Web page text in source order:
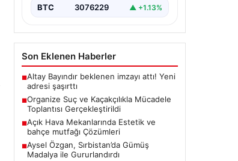
BTC 3076229 ▲ +1.13%
Son Eklenen Haberler
■Altay Bayındır beklenen imzayı attı! Yeni
adresi şaşırttı
■Organize Suç ve Kaçakçılıkla Mücadele
Toplantısı Gerçekleştirildi
■Açık Hava Mekanlarında Estetik ve
bahçe mutfağı Çözümleri
■Aysel Özgan, Sırbistan’da Gümüş
Madalya ile Gururlandırdı